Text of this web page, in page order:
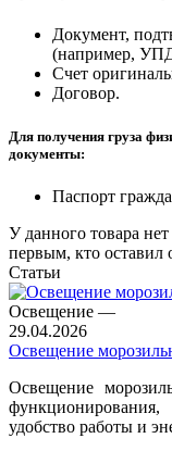
Документ,
(например,
Счет
Договор.
Для получения груза
документы:
Паспорт
У данного товара
первым, кто оставил
Статьи
Освещение —
29.04.2026
Освещение
Освещение
удобство работы и